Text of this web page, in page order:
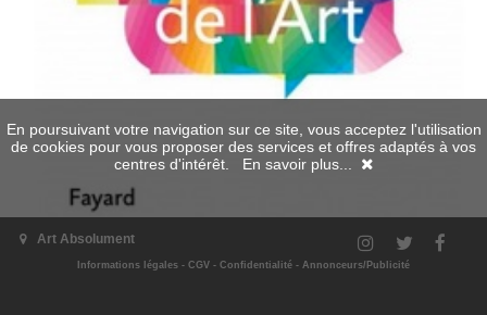
Danièle Granet, Catherine Lamour
Art Absolument
Informations légales - CGV - Confidentialité - Annonceurs/Publicité
En poursuivant votre navigation sur ce site, vous acceptez l'utilisation
de cookies pour vous proposer des services et offres adaptés à vos
centres d'intérêt. En savoir plus...